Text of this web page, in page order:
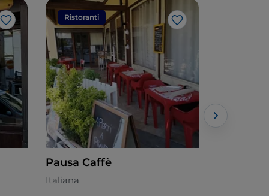
Like
Ristoranti
Like
Pausa Caffè
Italiana